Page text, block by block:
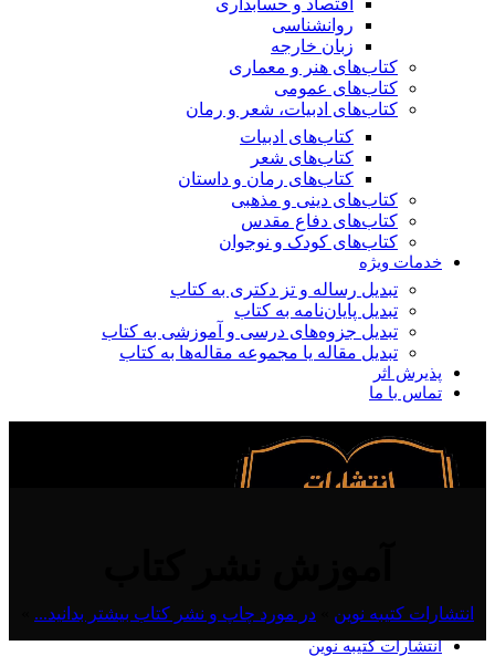
اقتصاد و حسابداری
روانشناسی
زبان خارجه
کتاب‌های هنر و معماری
کتاب‌های عمومی
کتاب‌های ادبیات، شعر و رمان
کتاب‌های ادبیات
کتاب‌های شعر
کتاب‌های رمان و داستان
کتاب‌های دینی و مذهبی
کتاب‌های دفاع مقدس
کتاب‌های کودک و نوجوان
خدمات ویژه
تبدیل رساله و تز دکتری به کتاب
تبدیل پایان‌نامه به کتاب
تبدیل جزوه‌های درسی و آموزشی به کتاب
تبدیل مقاله یا مجموعه مقاله‌ها به کتاب
پذیرش اثر
تماس با ما
انتشارات کتیبه نوین
انتشارات کتیبه نوین در مورد چاپ و نشر کتاب بیشتر بدانید...